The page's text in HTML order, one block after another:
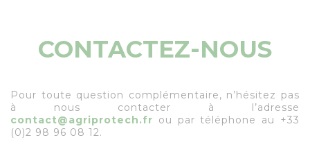
CONTACTEZ-NOUS
Pour toute question complémentaire, n’hésitez pas
à nous contacter à l’adresse
contact@agriprotech.fr ou par téléphone au +33
(0)2 98 96 08 12.